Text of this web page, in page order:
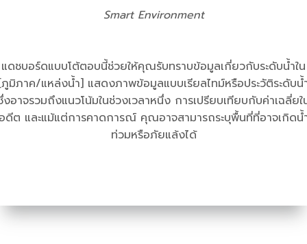
Smart Environment
แดชบอร์ดแบบโต้ตอบนี้ช่วยให้คุณรับทราบข้อมูลเกี่ยวกับระดับน้ำใน
มิภาค/แหล่งน้ำ] แสดงภาพข้อมูลแบบเรียลไทม์หรือประวัติระดับน้
งอาจรวมถึงแนวโน้มในช่วงเวลาหนึ่ง การเปรียบเทียบกับค่าเฉลี่ยใ
ดีต และแม้แต่การคาดการณ์ คุณอาจสามารถระบุพื้นที่ที่อาจเกิดน้
ท่วมหรือภัยแล้งได้